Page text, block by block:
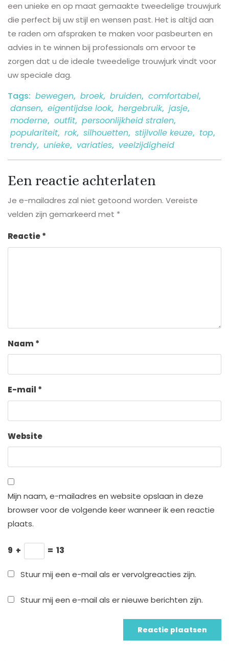
een unieke en op maat gemaakte tweedelige trouwjurk
die perfect bij uw stijl en wensen past. Het is altijd aan
te raden om afspraken te maken voor pasbeurten en
advies in te winnen bij professionals om ervoor te
zorgen dat u de ideale tweedelige trouwjurk vindt voor
uw speciale dag.
Tags: bewegen, broek, bruiden, comfortabel,
dansen, eigentijdse look, hergebruik, jasje,
moderne, outfit, persoonlijkheid stralen,
populariteit, rok, silhouetten, stijlvolle keuze, top,
trendy, unieke, variaties, veelzijdigheid
Een reactie achterlaten
Je e-mailadres zal niet getoond worden. Vereiste
velden zijn gemarkeerd met *
Reactie*
Naam *
E-mail *
Website
Mijn naam, e-mailadres en website opslaan in deze
browser voor de volgende keer wanneer ik een reactie
plaats.
9 + = 13
Stuur mij een e-mail als er vervolgreacties zijn.
Stuur mij een e-mail als er nieuwe berichten zijn.